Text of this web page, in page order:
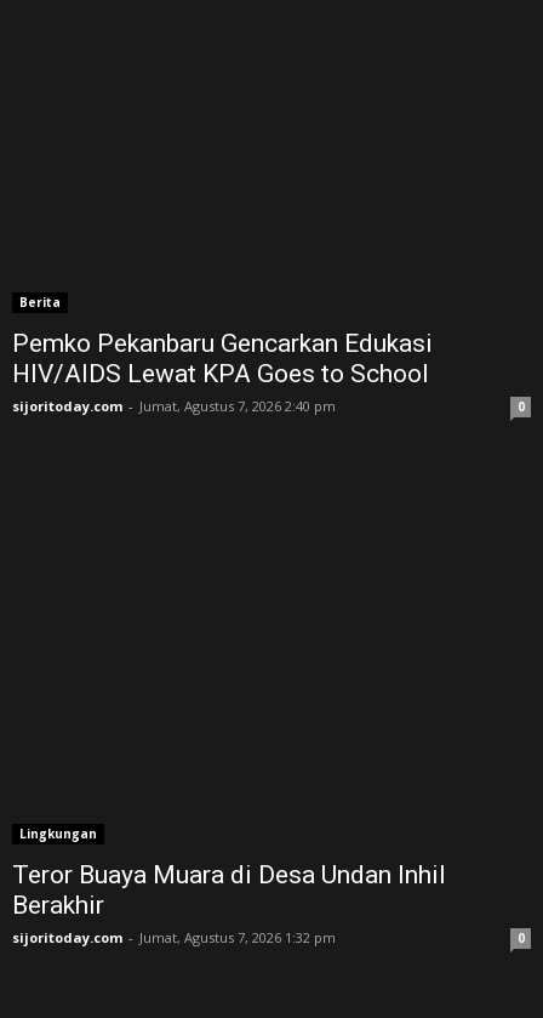
Berita
Pemko Pekanbaru Gencarkan Edukasi
HIV/AIDS Lewat KPA Goes to School
sijoritoday.com - Jumat, Agustus 7, 2026 2:40 pm 0
Lingkungan
Teror Buaya Muara di Desa Undan Inhil
Berakhir
sijoritoday.com - Jumat, Agustus 7, 2026 1:32 pm 0